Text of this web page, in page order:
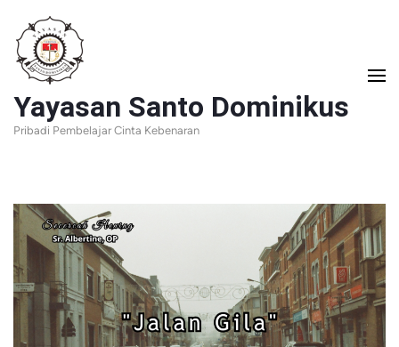
Lompat
ke
konten
(Tekan
Enter)
Yayasan Santo Dominikus
Pribadi Pembelajar Cinta Kebenaran